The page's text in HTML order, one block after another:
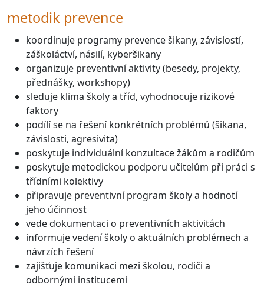
metodik prevence
koordinuje programy prevence šikany, závislostí,
záškoláctví, násilí, kyberšikany
organizuje preventivní aktivity (besedy, projekty,
přednášky, workshopy)
sleduje klima školy a tříd, vyhodnocuje rizikové
faktory
podílí se na řešení konkrétních problémů (šikana,
závislosti, agresivita)
poskytuje individuální konzultace žákům a rodičům
poskytuje metodickou podporu učitelům při práci s
třídními kolektivy
připravuje preventivní program školy a hodnotí
jeho účinnost
vede dokumentaci o preventivních aktivitách
informuje vedení školy o aktuálních problémech a
návrzích řešení
zajišťuje komunikaci mezi školou, rodiči a
odbornými institucemi